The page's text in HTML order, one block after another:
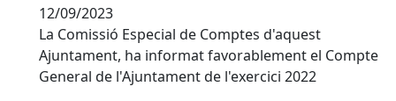
12/09/2023
La Comissió Especial de Comptes d'aquest
Ajuntament, ha informat favorablement el Compte
General de l'Ajuntament de l'exercici 2022